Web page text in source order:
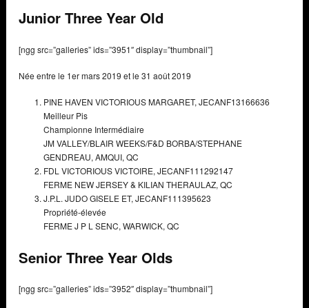
Junior Three Year Old
[ngg src=”galleries” ids=”3951″ display=”thumbnail”]
Née entre le 1er mars 2019 et le 31 août 2019
PINE HAVEN VICTORIOUS MARGARET, JECANF13166636
Meilleur Pis
Championne Intermédiaire
JM VALLEY/BLAIR WEEKS/F&D BORBA/STEPHANE
GENDREAU, AMQUI, QC
FDL VICTORIOUS VICTOIRE, JECANF111292147
FERME NEW JERSEY & KILIAN THERAULAZ, QC
J.P.L. JUDO GISELE ET, JECANF111395623
Propriété-élevée
FERME J P L SENC, WARWICK, QC
Senior Three Year Olds
[ngg src=”galleries” ids=”3952″ display=”thumbnail”]